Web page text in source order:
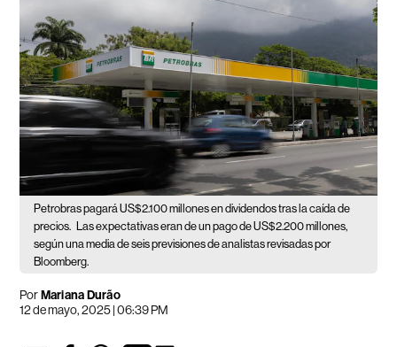
Petrobras pagará US$2.100 millones en dividendos tras la caída de
precios. Las expectativas eran de un pago de US$2.200 millones,
según una media de seis previsiones de analistas revisadas por
Bloomberg.
PorMariana Durão
12 de mayo, 2025 | 06:39 PM